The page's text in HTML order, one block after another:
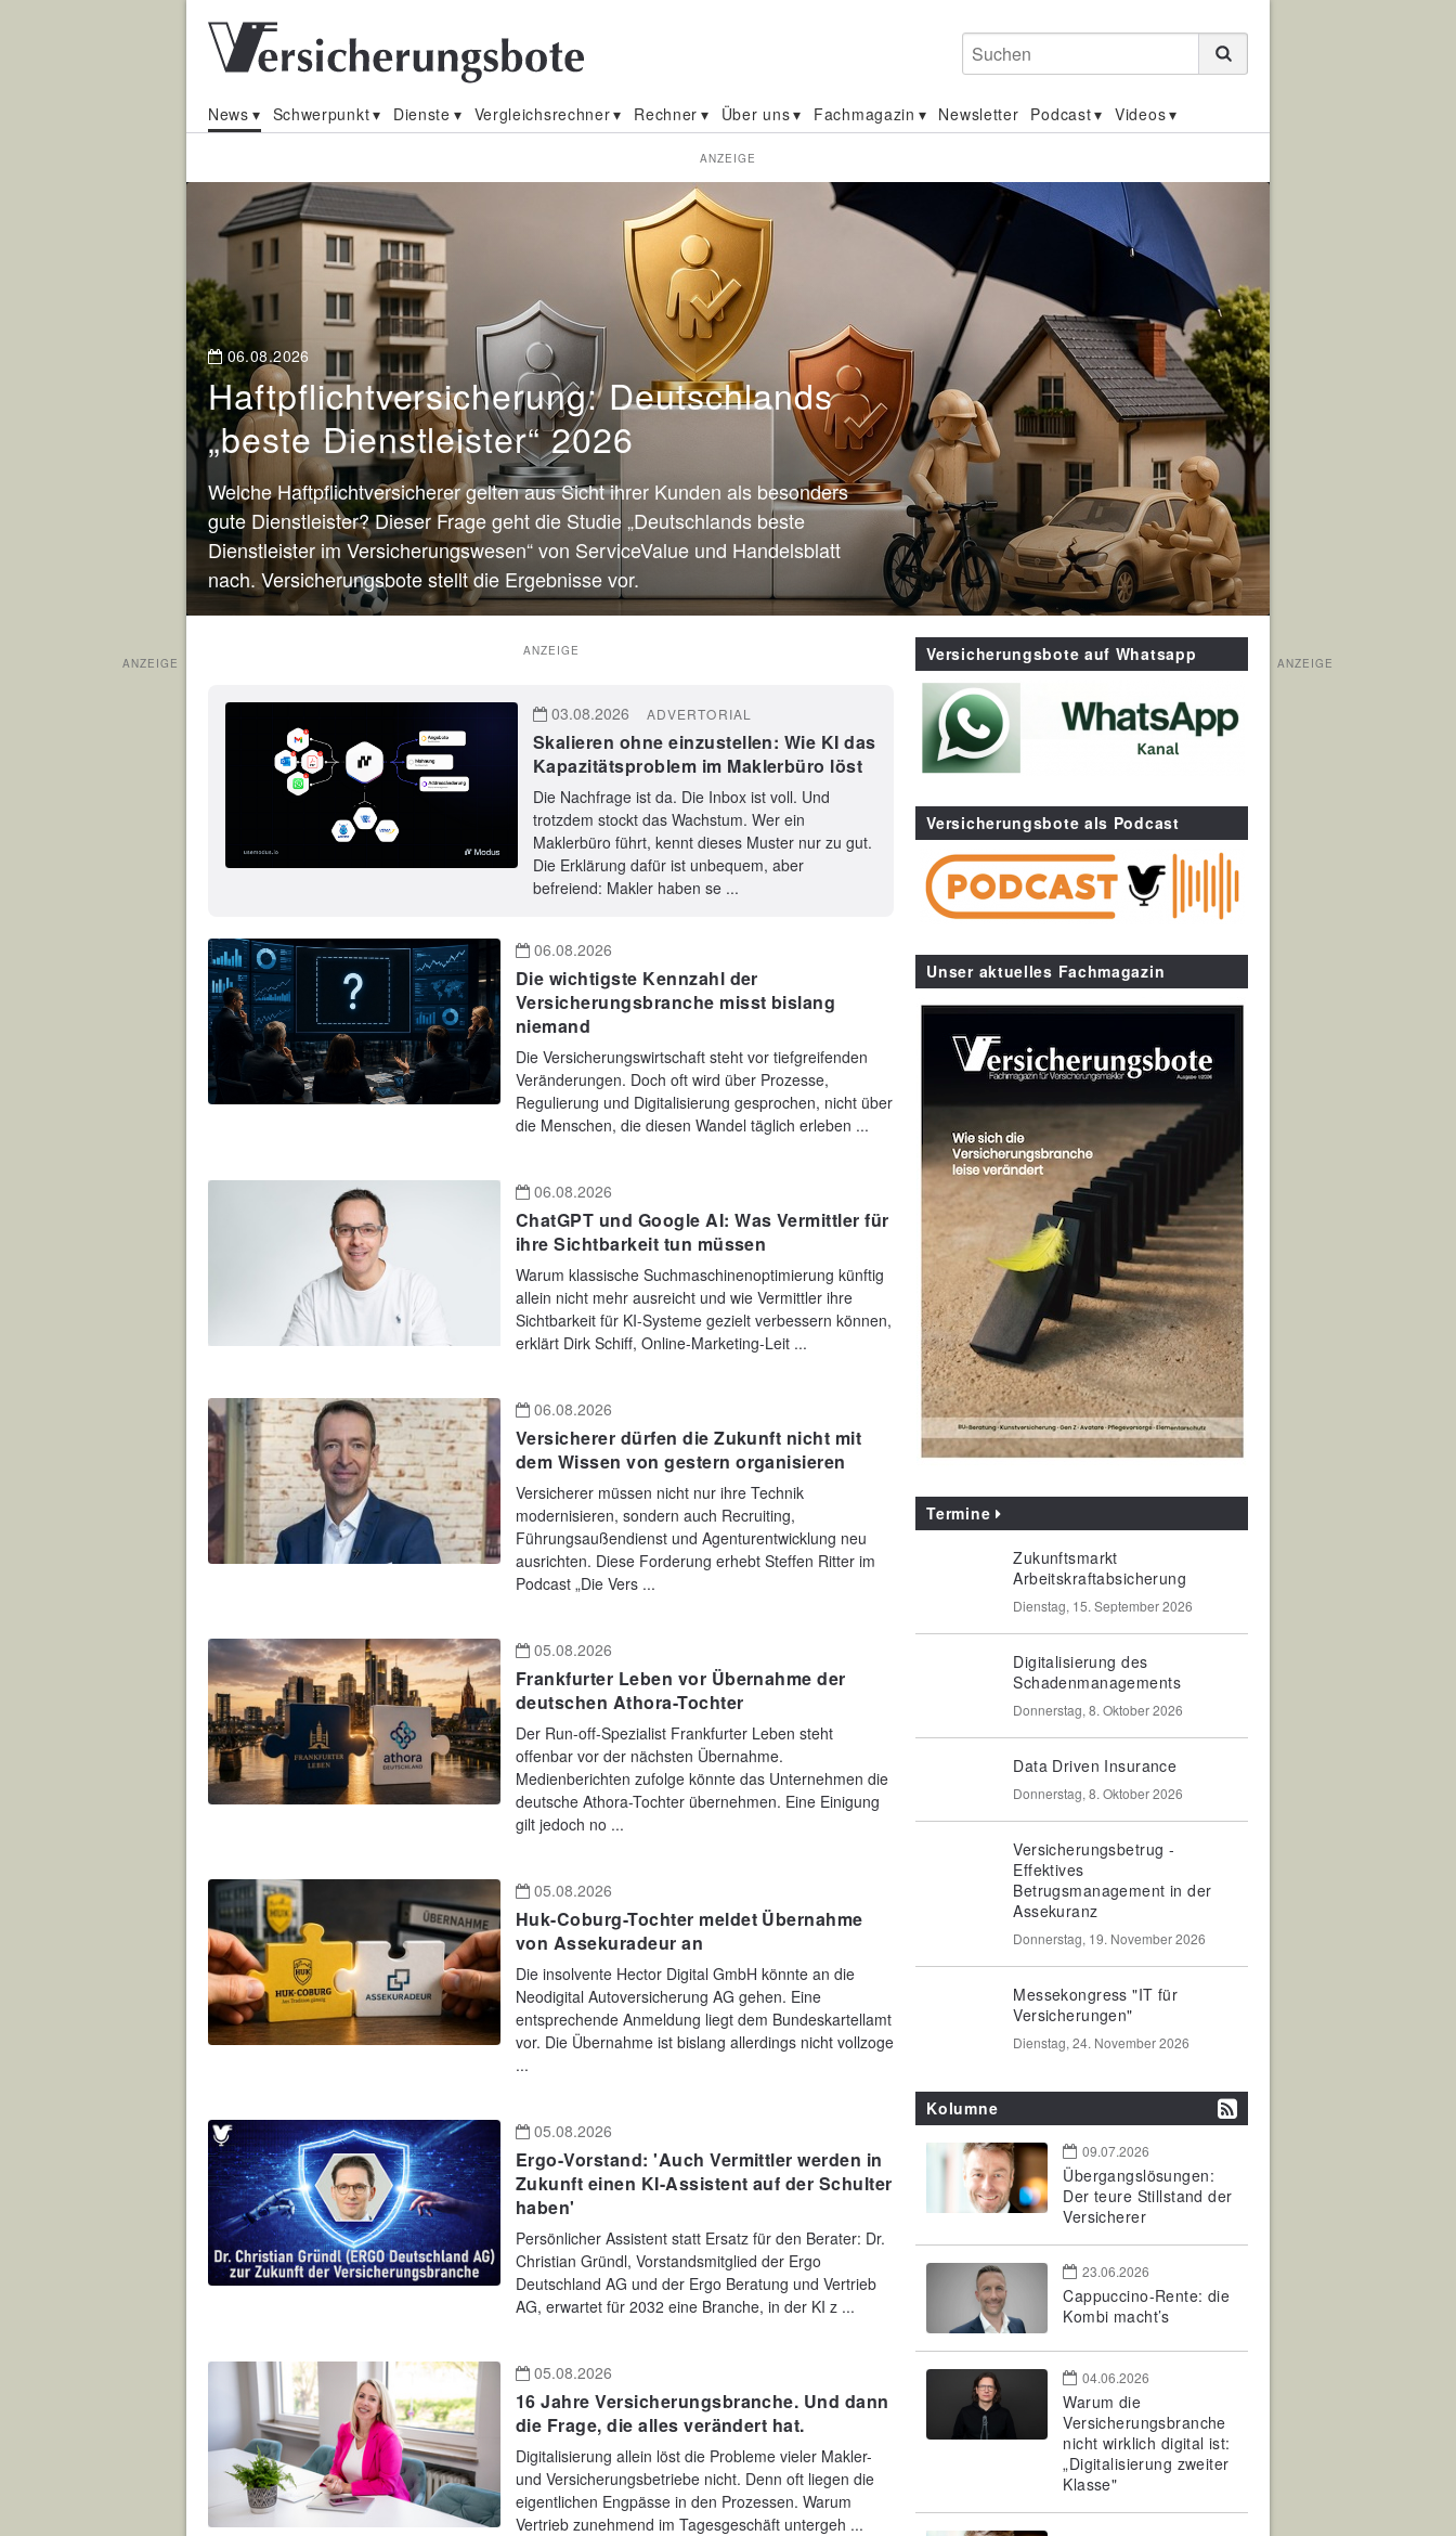
Suchen
News Schwerpunkt Dienste Vergleichsrechner Rechner Über uns Fachmagazin Newsletter Podcast Videos
ANZEIGE
Nachrichten
Versicherungsmakler
und
Vermittler
06.08.2026
Haftpflichtversicherung: Deutschlands
„beste Dienstleister“ 2026
Welche Haftpflichtversicherer gelten aus Sicht ihrer Kunden als besonders
gute Dienstleister? Dieser Frage geht die Studie „Deutschlands beste
Dienstleister im Versicherungswesen“ von ServiceValue und Handelsblatt
nach. Versicherungsbote stellt die Ergebnisse vor.
ANZEIGE
03.08.2026 ADVERTORIAL
Skalieren ohne einzustellen: Wie KI das
Kapazitätsproblem im Maklerbüro löst
Die Nachfrage ist da. Die Inbox ist voll. Und
trotzdem stockt das Wachstum. Wer ein
Maklerbüro führt, kennt dieses Muster nur zu gut.
Die Erklärung dafür ist unbequem, aber
befreiend: Makler haben se ...
06.08.2026
Die wichtigste Kennzahl der
Versicherungsbranche misst bislang
niemand
Die Versicherungswirtschaft steht vor tiefgreifenden
Veränderungen. Doch oft wird über Prozesse,
Regulierung und Digitalisierung gesprochen, nicht über
die Menschen, die diesen Wandel täglich erleben ...
06.08.2026
ChatGPT und Google AI: Was Vermittler für
ihre Sichtbarkeit tun müssen
Warum klassische Suchmaschinenoptimierung künftig
allein nicht mehr ausreicht und wie Vermittler ihre
Sichtbarkeit für KI-Systeme gezielt verbessern können,
erklärt Dirk Schiff, Online-Marketing-Leit ...
06.08.2026
Versicherer dürfen die Zukunft nicht mit
dem Wissen von gestern organisieren
Versicherer müssen nicht nur ihre Technik
modernisieren, sondern auch Recruiting,
Führungsaußendienst und Agenturentwicklung neu
ausrichten. Diese Forderung erhebt Steffen Ritter im
Podcast „Die Vers ...
05.08.2026
Frankfurter Leben vor Übernahme der
deutschen Athora-Tochter
Der Run-off-Spezialist Frankfurter Leben steht
offenbar vor der nächsten Übernahme.
Medienberichten zufolge könnte das Unternehmen die
deutsche Athora-Tochter übernehmen. Eine Einigung
gilt jedoch no ...
05.08.2026
Huk-Coburg-Tochter meldet Übernahme
von Assekuradeur an
Die insolvente Hector Digital GmbH könnte an die
Neodigital Autoversicherung AG gehen. Eine
entsprechende Anmeldung liegt dem Bundeskartellamt
vor. Die Übernahme ist bislang allerdings nicht vollzoge
...
05.08.2026
Ergo-Vorstand: 'Auch Vermittler werden in
Zukunft einen KI-Assistent auf der Schulter
haben'
Persönlicher Assistent statt Ersatz für den Berater: Dr.
Christian Gründl, Vorstandsmitglied der Ergo
Deutschland AG und der Ergo Beratung und Vertrieb
AG, erwartet für 2032 eine Branche, in der KI z ...
05.08.2026
16 Jahre Versicherungsbranche. Und dann
die Frage, die alles verändert hat.
Digitalisierung allein löst die Probleme vieler Makler-
und Versicherungsbetriebe nicht. Denn oft liegen die
eigentlichen Engpässe in den Prozessen. Warum
Vertrieb zunehmend im Tagesgeschäft untergeh ...
Versicherungsbote auf Whatsapp
Versicherungsbote als Podcast
Unser aktuelles Fachmagazin
Termine
Zukunftsmarkt
Arbeitskraftabsicherung
Dienstag, 15. September 2026
Digitalisierung des
Schadenmanagements
Donnerstag, 8. Oktober 2026
Data Driven Insurance
Donnerstag, 8. Oktober 2026
Versicherungsbetrug -
Effektives
Betrugsmanagement in der
Assekuranz
Donnerstag, 19. November 2026
Messekongress "IT für
Versicherungen"
Dienstag, 24. November 2026
Kolumne
09.07.2026
Übergangslösungen:
Der teure Stillstand der
Versicherer
23.06.2026
Cappuccino-Rente: die
Kombi macht’s
04.06.2026
Warum die
Versicherungsbranche
nicht wirklich digital ist:
„Digitalisierung zweiter
Klasse"
ANZEIGE ANZEIGE